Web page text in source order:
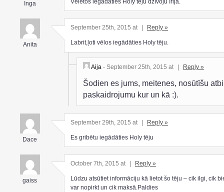
Inga
Anita
September 25th, 2015 at Reply »
Labrit,ļoti vēlos iegādāties Holy tēju.
Aija - September 25th, 2015 at Reply »
Šodien es jums, meitenes, nosūtīšu
paskaidrojumu kur un kā :).
Dace
September 29th, 2015 at | Reply »
Es gribētu iegādāties Holy tēju
gaiss
October 7th, 2015 at Reply »
Lūdzu atsūtiet informāciju kā lietot šo tēju – cik ilgi, cik
var nopirkt un cik maksā.Paldies